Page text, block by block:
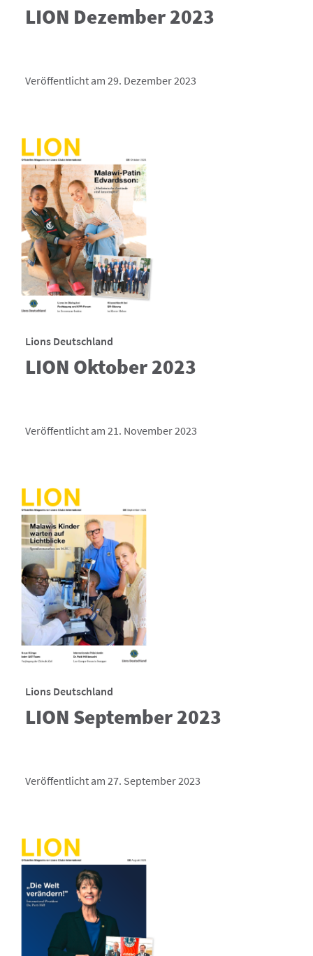
LION Dezember 2023
Veröffentlicht am 29. Dezember 2023
Lions Deutschland
LION Oktober 2023
Veröffentlicht am 21. November 2023
Lions Deutschland
LION September 2023
Veröffentlicht am 27. September 2023